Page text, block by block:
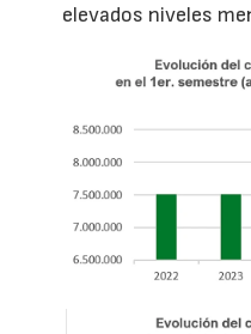
elevados niveles